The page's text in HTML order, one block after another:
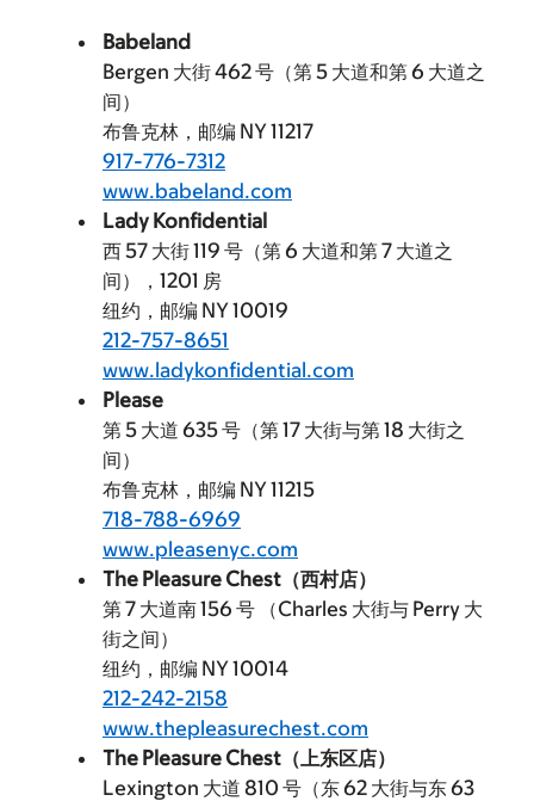
Babeland
Bergen 大街 462 号（第 5 大道和第 6 大道之
间）
布鲁克林，邮编 NY 11217
917-776-7312
www.babeland.com
Lady Konfidential
西 57 大街 119 号（第 6 大道和第 7 大道之
间），1201 房
纽约，邮编 NY 10019
212-757-8651
www.ladykonfidential.com
Please
第 5 大道 635 号（第 17 大街与第 18 大街之
间）
布鲁克林，邮编 NY 11215
718-788-6969
www.pleasenyc.com
The Pleasure Chest（西村店）
第 7 大道南 156 号 （Charles 大街与 Perry 大
街之间）
纽约，邮编 NY 10014
212-242-2158
www.thepleasurechest.com
The Pleasure Chest（上东区店）
Lexington 大道 810 号（东 62 大街与东 63